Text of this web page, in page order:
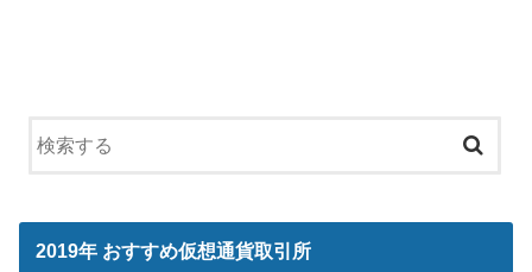
2019年 おすすめ仮想通貨取引所